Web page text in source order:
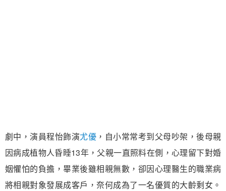
劇中，演員程怡飾演尤優 ，自小常常考到父母吵架，後母親
因病成植物人昏睡13年，父親一直照料在側，心理留下對婚
姻懼怕的負擔，畢業後雖相親無數，卻因心理醫生的職業病
將相親對象發展成客戶，奈何成為了一名優質的大齡剩女。